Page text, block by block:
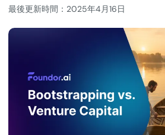
最後更新時間：2025年4月16日